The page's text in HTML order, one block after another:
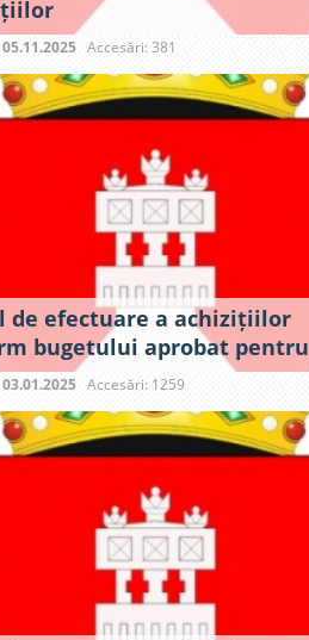
05.11.2025 Accesări: 381
de efectuare a achizițiilor
bugetului aprobat
03.01.2025 Accesări: 1259